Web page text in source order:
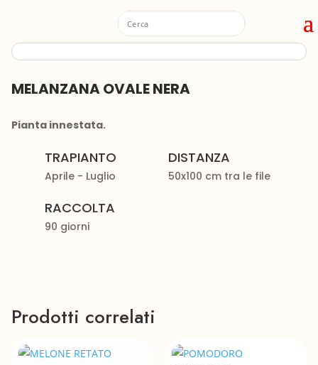
MELANZANA OVALE NERA
Pianta innestata.
TRAPIANTO
Aprile - Luglio
DISTANZA
50x100 cm tra le file
RACCOLTA
90 giorni
Prodotti correlati